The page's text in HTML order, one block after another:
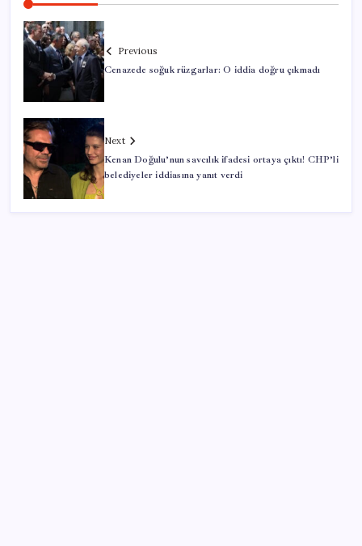
Previous
Cenazede soğuk rüzgarlar: O iddia doğru çıkmadı
Next
Kenan Doğulu’nun savcılık ifadesi ortaya çıktı! CHP’li
belediyeler iddiasına yanıt verdi